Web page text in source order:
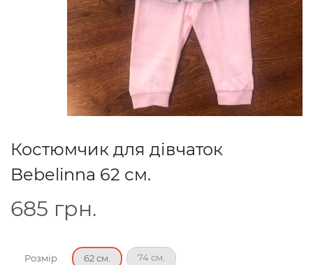
Костюмчик для дівчаток
Bebelinna 62 см.
685 грн.
Розмір 62 см. 74 см.